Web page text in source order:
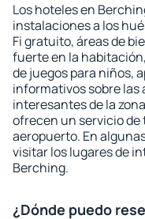
Los hoteles en
instalaciones a los
Fi gratuito, áreas de
fuerte en la
de juegos para niños,
informativos sobre
interesantes de la
ofrecen un servicio de
aeropuerto. En
visitar los lugares de
Berching.
¿Dónde puedo